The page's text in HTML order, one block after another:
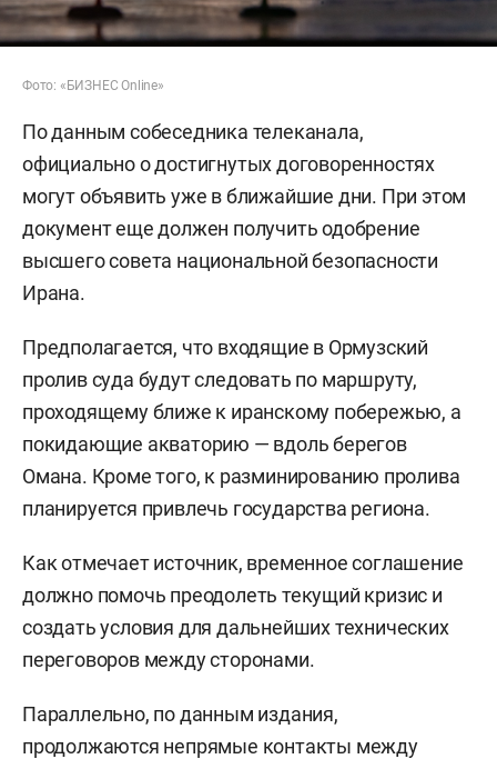
Фото: «БИЗНЕС Online»
По данным собеседника телеканала,
официально о достигнутых договоренностях
могут объявить уже в ближайшие дни. При этом
документ еще должен получить одобрение
высшего совета национальной безопасности
Ирана.
Предполагается, что входящие в Ормузский
пролив суда будут следовать по маршруту,
проходящему ближе к иранскому побережью, а
покидающие акваторию — вдоль берегов
Омана. Кроме того, к разминированию пролива
планируется привлечь государства региона.
Как отмечает источник, временное соглашение
должно помочь преодолеть текущий кризис и
создать условия для дальнейших технических
переговоров между сторонами.
Параллельно, по данным издания,
продолжаются непрямые контакты между